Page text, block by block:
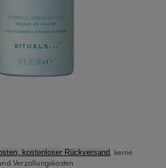
kostenloser Rückversand, keine
Verzollungskosten